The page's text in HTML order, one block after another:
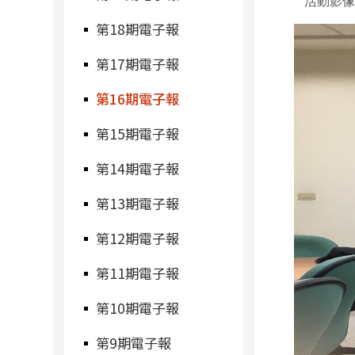
第18期電子報
第17期電子報
第16期電子報
第15期電子報
第14期電子報
第13期電子報
第12期電子報
第11期電子報
第10期電子報
第9期電子報